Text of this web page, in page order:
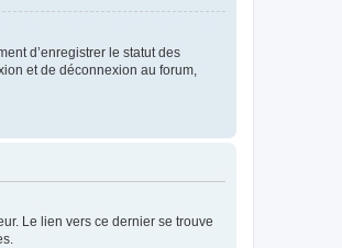
d’enregistrer le statut des
et de déconnexion au forum,
Le lien vers ce dernier se trouve